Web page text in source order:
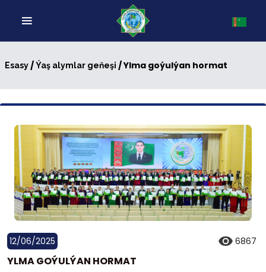
Esasy/Ýaş alymlar geňeşi / Ylma goýulýan hormat
12/06/2025 6867
YLMA GOÝULÝAN HORMAT